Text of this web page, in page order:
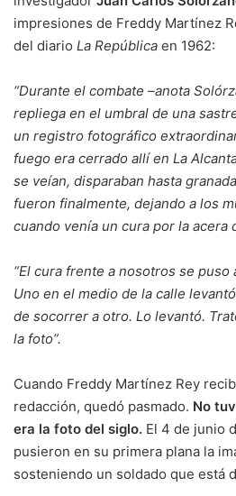
impresiones de Freddy Martínez
del diario La República en 1962:
“Durante el combate –anota
repliega en el umbral de una
un registro fotográfico
fuego era cerrado allí en La
se veían, disparaban hasta
fueron finalmente, dejando a los
cuando venía un cura por la acera
“El cura frente a nosotros se
Uno en el medio de la calle
de socorrer a otro. Lo levantó.
la foto”.
Cuando Freddy Martínez Rey
redacción, quedó pasmado. No
era la foto del siglo. El 4 de junio
pusieron en su primera plana la
sosteniendo un soldado que está